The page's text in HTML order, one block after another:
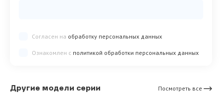
Согласен на обработку персональных данных
Ознакомлен с политикой обработки персональных данных
Другие модели серии Посмотреть все